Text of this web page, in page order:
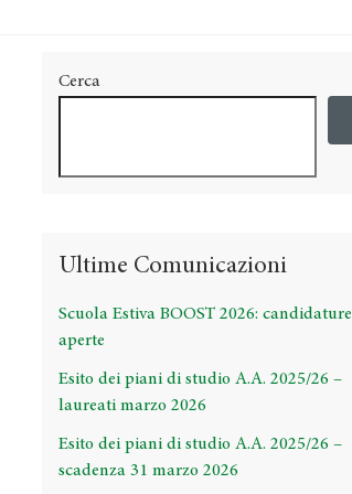
Cerca
Ultime Comunicazioni
Scuola Estiva BOOST 2026: candidature
aperte
Esito dei piani di studio A.A. 2025/26 –
laureati marzo 2026
Esito dei piani di studio A.A. 2025/26 –
scadenza 31 marzo 2026